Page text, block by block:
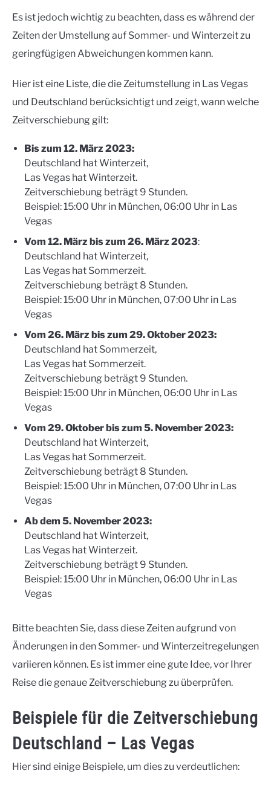
Es ist jedoch wichtig zu beachten, dass es während der
Zeiten der Umstellung auf Sommer- und Winterzeit zu
geringfügigen Abweichungen kommen kann.
Hier ist eine Liste, die die Zeitumstellung in Las Vegas
und Deutschland berücksichtigt und zeigt, wann welche
Zeitverschiebung gilt:
Bis zum 12. März 2023:
Deutschland hat Winterzeit,
Las Vegas hat Winterzeit.
Zeitverschiebung beträgt 9 Stunden.
Beispiel: 15:00 Uhr in München, 06:00 Uhr in Las
Vegas
Vom 12. März bis zum 26. März 2023:
Deutschland hat Winterzeit,
Las Vegas hat Sommerzeit.
Zeitverschiebung beträgt 8 Stunden.
Beispiel: 15:00 Uhr in München, 07:00 Uhr in Las
Vegas
Vom 26. März bis zum 29. Oktober 2023:
Deutschland hat Sommerzeit,
Las Vegas hat Sommerzeit.
Zeitverschiebung beträgt 9 Stunden.
Beispiel: 15:00 Uhr in München, 06:00 Uhr in Las
Vegas
Vom 29. Oktober bis zum 5. November 2023:
Deutschland hat Winterzeit,
Las Vegas hat Sommerzeit.
Zeitverschiebung beträgt 8 Stunden.
Beispiel: 15:00 Uhr in München, 07:00 Uhr in Las
Vegas
Ab dem 5. November 2023:
Deutschland hat Winterzeit,
Las Vegas hat Winterzeit.
Zeitverschiebung beträgt 9 Stunden.
Beispiel: 15:00 Uhr in München, 06:00 Uhr in Las
Vegas
Bitte beachten Sie, dass diese Zeiten aufgrund von
Änderungen in den Sommer- und Winterzeitregelungen
variieren können. Es ist immer eine gute Idee, vor Ihrer
Reise die genaue Zeitverschiebung zu überprüfen.
Beispiele für die Zeitverschiebung
Deutschland – Las Vegas
Hier sind einige Beispiele, um dies zu verdeutlichen: